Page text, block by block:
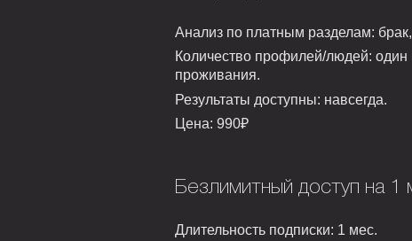
Анализ по платным разделам:
Количество профилей/людей: один
проживания.
Результаты доступны: навсегда.
Цена: 990₽
Безлимитный доступ на
Длительность подписки: 1 мес.